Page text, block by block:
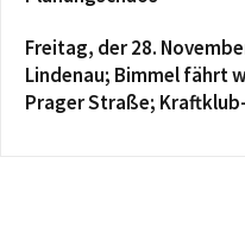
Freitag, der 28.
Lindenau; Bimmel fährt
Prager Straße;